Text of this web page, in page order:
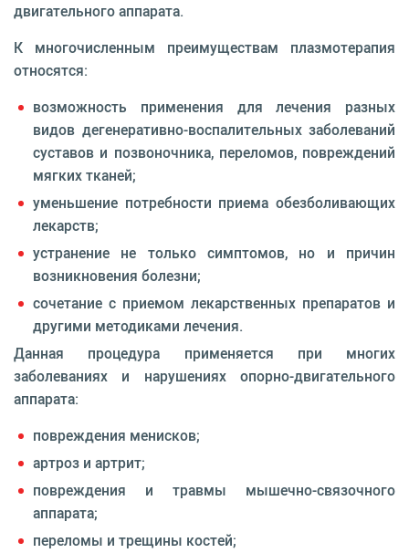
двигательного аппарата.
К многочисленным преимуществам плазмотерапия
относятся:
возможность применения для лечения разных
видов дегенеративно-воспалительных заболеваний
суставов и позвоночника, переломов, повреждений
мягких тканей;
уменьшение потребности приема обезболивающих
лекарств;
устранение не только симптомов, но и причин
возникновения болезни;
сочетание с приемом лекарственных препаратов и
другими методиками лечения.
Данная процедура применяется при многих
заболеваниях и нарушениях опорно-двигательного
аппарата:
повреждения менисков;
артроз и артрит;
повреждения и травмы мышечно-связочного
аппарата;
переломы и трещины костей;